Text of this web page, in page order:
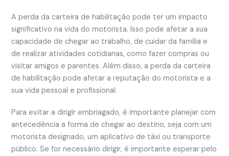
A perda da carteira de habilitação pode ter um impacto
significativo na vida do motorista. Isso pode afetar a sua
capacidade de chegar ao trabalho, de cuidar da família e
de realizar atividades cotidianas, como fazer compras ou
visitar amigos e parentes. Além disso, a perda da carteira
de habilitação pode afetar a reputação do motorista e a
sua vida pessoal e profissional.
Para evitar a dirigir embriagado, é importante planejar com
antecedência a forma de chegar ao destino, seja com um
motorista designado, um aplicativo de táxi ou transporte
público. Se for necessário dirigir, é importante esperar pelo